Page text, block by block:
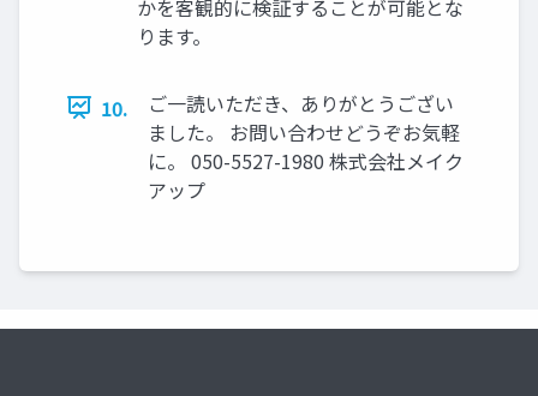
かを客観的に検証することが可能とな
ります。
10.
ご一読いただき、ありがとうござい
ました。 お問い合わせどうぞお気軽
に。 050-5527-1980 株式会社メイク
アップ